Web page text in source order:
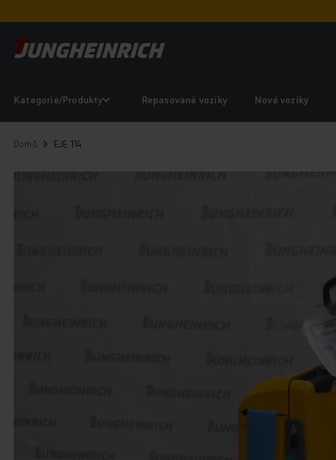
Kategorie/Produkty Repasované vozíky Nové vozíky
Domů EJE 114